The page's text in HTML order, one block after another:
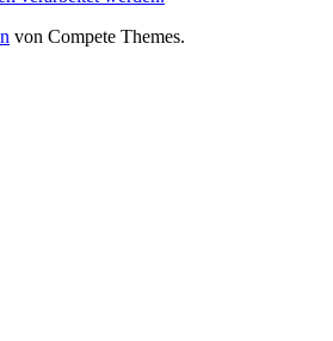
von Compete Themes.